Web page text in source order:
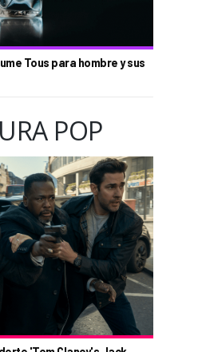
Tous para hombre y sus
POP